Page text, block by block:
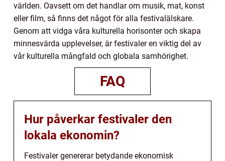
världen. Oavsett om det handlar om musik, mat, konst
eller film, så finns det något för alla festivalälskare.
Genom att vidga våra kulturella horisonter och skapa
minnesvärda upplevelser, är festivaler en viktig del av
vår kulturella mångfald och globala samhörighet.
FAQ
Hur påverkar festivaler den
lokala ekonomin?
Festivaler genererar betydande ekonomisk